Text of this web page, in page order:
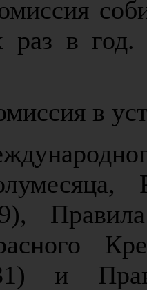
в год.
в
и